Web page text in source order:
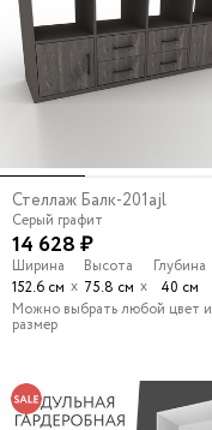
Стеллаж Балк-201ajl
Серый графит
14 628 ₽
Ширина
152.6 см х
Высота
75.8 см х
Глубина
40 см
Можно выбрать любой цвет и
размер